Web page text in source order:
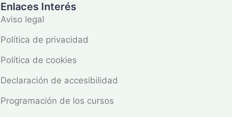
Enlaces Interés
Aviso legal
Política de privacidad
Política de cookies
Declaración de accesibilidad
Programación de los cursos